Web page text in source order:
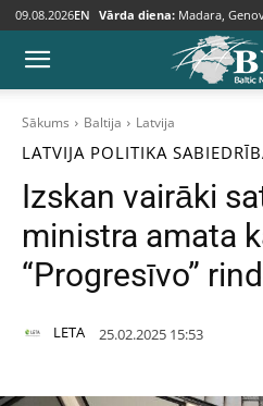
09.08.2026EN Vārda diena: Madara,
Sākums Baltija Latvija
LATVIJA POLITIKA
Izskan vairāki
ministra amata
“Progresīvo”
LETA 25.02.2025 15:53